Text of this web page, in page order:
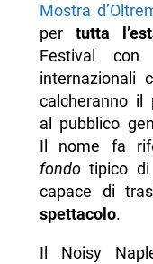
Mostra
pertutta
Festival
internazionali
calcheranno il
al pubblico
Il nome fa
fondotipico di
capace di
spettacolo.
Il Noisy